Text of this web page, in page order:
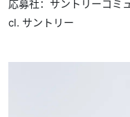
応募社：サントリーコミ
cl. サントリー